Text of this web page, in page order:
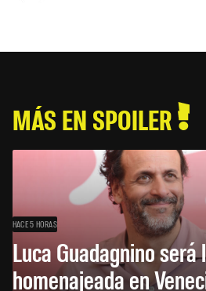
MÁS EN SPOILER
HACE 5 HORAS
Luca Guadagnino
homenajeada en